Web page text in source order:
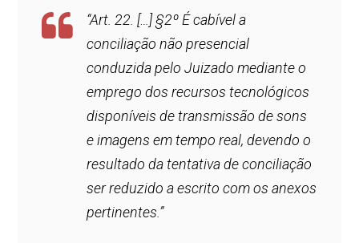
“Art. 22. […] §2º É cabível a
conciliação não presencial
conduzida pelo Juizado mediante o
emprego dos recursos tecnológicos
disponíveis de transmissão de sons
e imagens em tempo real, devendo o
resultado da tentativa de conciliação
ser reduzido a escrito com os anexos
pertinentes.”